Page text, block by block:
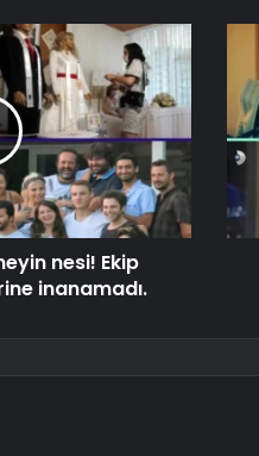
nesi! Ekip
inanamadı.